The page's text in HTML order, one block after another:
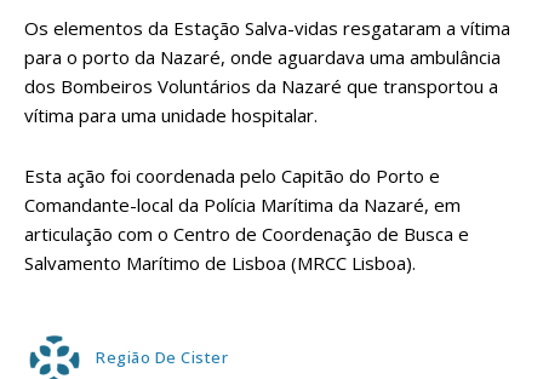
Os elementos da Estação Salva-vidas resgataram a vítima
para o porto da Nazaré, onde aguardava uma ambulância
dos Bombeiros Voluntários da Nazaré que transportou a
vítima para uma unidade hospitalar.
Esta ação foi coordenada pelo Capitão do Porto e
Comandante-local da Polícia Marítima da Nazaré, em
articulação com o Centro de Coordenação de Busca e
Salvamento Marítimo de Lisboa (MRCC Lisboa).
Região De Cister